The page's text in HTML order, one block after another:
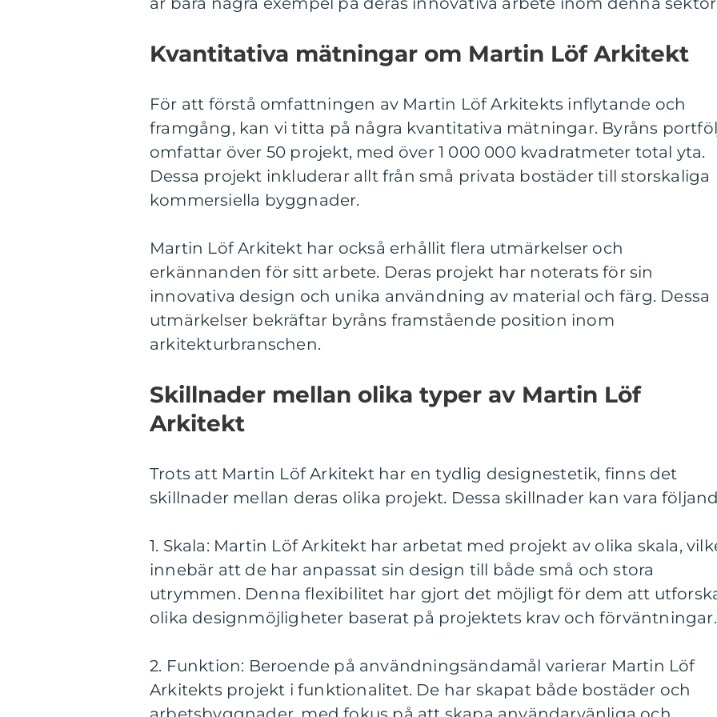
Kvantitativa mätningar om Martin Löf Arkitekt
För att förstå omfattningen av Martin Löf Arkitekts inflytande och
framgång, kan vi titta på några kvantitativa mätningar. Byråns
omfattar över 50 projekt, med över 1 000 000 kvadratmeter total yta.
Dessa projekt inkluderar allt från små privata bostäder till storskaliga
kommersiella byggnader.
Martin Löf Arkitekt har också erhållit flera utmärkelser och
erkännanden för sitt arbete. Deras projekt har noterats för sin
innovativa design och unika användning av material och färg. Dessa
utmärkelser bekräftar byråns framstående position inom
arkitekturbranschen.
Skillnader mellan olika typer av Martin Löf
Arkitekt
Trots att Martin Löf Arkitekt har en tydlig designestetik, finns det
skillnader mellan deras olika projekt. Dessa skillnader kan vara
1. Skala: Martin Löf Arkitekt har arbetat med projekt av olika skala,
innebär att de har anpassat sin design till både små och stora
utrymmen. Denna flexibilitet har gjort det möjligt för dem att
olika designmöjligheter baserat på projektets krav och förväntningar.
2. Funktion: Beroende på användningsändamål varierar Martin Löf
Arkitekts projekt i funktionalitet. De har skapat både bostäder och